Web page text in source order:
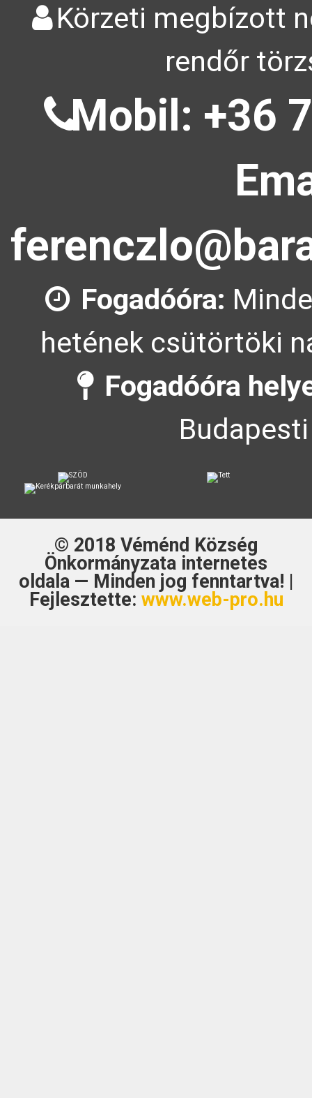
Körzeti megbízott
rendőr
Mobil: +36
Fogadóóra:
hetének csütörtöki
Fogadóóra
© 2018 Véménd Község
Önkormányzata internetes
oldala — Minden jog fenntartva! |
Fejlesztette: www.web-pro.hu